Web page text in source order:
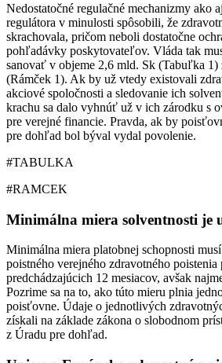
Nedostatočné regulačné mechanizmy ako
regulátora v minulosti spôsobili, že
skrachovala, pričom neboli dostatočne
pohľadávky poskytovateľov. Vláda tak
sanovať v objeme 2,6 mld. Sk (Tabuľka 1)
(Rámček 1). Ak by už vtedy existovali
akciové spoločnosti a sledovanie ich
krachu sa dalo vyhnúť už v ich zárodku s
pre verejné financie. Pravda, ak by
pre dohľad bol býval vydal povolenie.
#TABULKA
#RAMCEK
Minimálna miera solventnosti je
Minimálna miera platobnej schopnosti
poistného verejného zdravotného poistenia
predchádzajúcich 12 mesiacov, avšak
Pozrime sa na to, ako túto mieru plnia
poisťovne. Údaje o jednotlivých
získali na základe zákona o slobodnom
z Úradu pre dohľad.